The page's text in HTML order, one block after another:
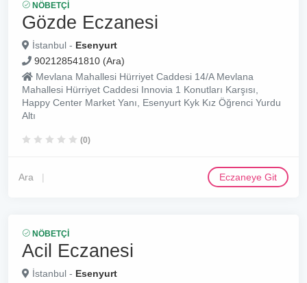
NÖBETÇI
Gözde Eczanesi
İstanbul - Esenyurt
902128541810 (Ara)
Mevlana Mahallesi Hürriyet Caddesi 14/A Mevlana
Mahallesi Hürriyet Caddesi Innovia 1 Konutları Karşısı,
Happy Center Market Yanı, Esenyurt Kyk Kız Öğrenci Yurdu
Altı
(0)
Ara Eczaneye Git
NÖBETÇI
Acil Eczanesi
İstanbul - Esenyurt